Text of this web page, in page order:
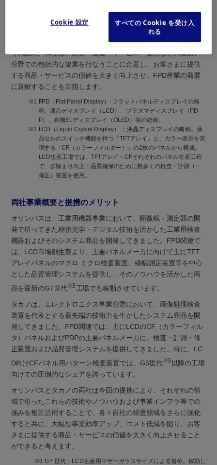
よく行ない、コストダウンと共に商品品質の向上を図ること
で、事業を拡大・安定させるため、両社は互いの技術・ノウハ
ウ・インフラ等を、相互活用することを検討してきました。
その結果、両社は、開発・製造・サービス・販売などの幅広い
分野での包括的な協業を行なうことに合意し、お客さまに提供
する商品・サービスの価値を大きく向上させ、FPD産業の発展
に貢献することを目指します。
※1 FPD（Flat Panel Display）: フラットパネルディスプレイの略
称。液晶ディスプレイ（LCD）、プラズマディスプレイ（PD
P）、有機ELディスプレイ（OLED）等の総称。
※2 LCD（Liquid Crystal Display） ：液晶ディスプレイの略称。液
晶セルのスイッチ機能を持つ「TFTアレイ」と、カラー表示を実
現する「CF（カラーフィルター）」の2枚のパネルから構成。
LCD生産工場では、TFTアレイ・CFそれぞれのパネル生産工程
で、歩留まり向上・品質確保のために数多くの検査・計測（・
修正）装置を使用。
両社事業概要と提携のメリット
オリンパスは、工業用機器事業において、顕微鏡・測定器の開
発で培ってきた精密光学・デジタル技術を活かした工業用検査
機器およびそのシステム商品を開発してきました。FPD関連で
は、LCD市場創生期より、主要パネルメーカに向けて主にTFT
アレイパネルのマクロ ミクロ検査装置、線幅測定装置等を中心
とした品質管理システムを提供し、そのノウハウを活かした商
品を最新のG7世代※3工場でも稼動させています。
タカノは、エレクトロニクス事業分野において、画像処理検査
装置を代表とする最先端の技術力を生かしたシステム商品を開
発してきました。FPD関連では、主にLCDのCF（カラーフィル
タ）パネルおよびPDPの主要パネルメーカに、検査・計測・修
正装置および品質管理システムを提供してきました。特に、LC
D向けCFパネル用パターン検査装置では、G5世代※3 以降の工場
向けでの圧倒的なシェアを誇っています。
オリンパスとタカノの両社は今回の提携により、それぞれの領
域で培ったこれらの技術やノウハウおよび事業インフラ等での
強みを相互活用することで、各々自社の得意領域をさらに強化
すると共に、大幅な事業効率アップ、コスト低減を図り、お客
さまに提供する商品・サービスの価値を大きく向上させること
ができると考えます。
※3 G＊世代：LCD生産用マザーガラスサイズによる俗称。稼動し
Cookie 設定
すべての Cookie を受け入
れる